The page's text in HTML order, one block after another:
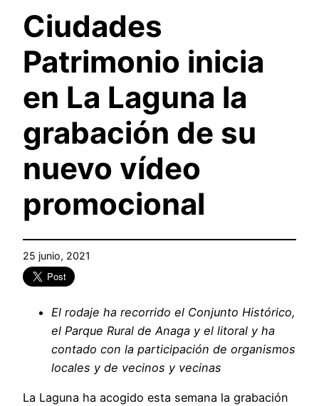
Ciudades
Patrimonio inicia
en La Laguna la
grabación de su
nuevo vídeo
promocional
25 junio, 2021
El rodaje ha recorrido el Conjunto Histórico,
el Parque Rural de Anaga y el litoral y ha
contado con la participación de organismos
locales y de vecinos y vecinas
La Laguna ha acogido esta semana la grabación